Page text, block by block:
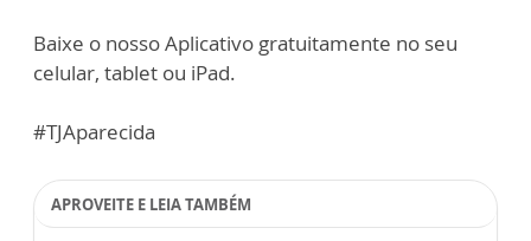
Baixe o nosso Aplicativo gratuitamente no seu
celular, tablet ou iPad.
#TJAparecida
APROVEITE E LEIA TAMBÉM